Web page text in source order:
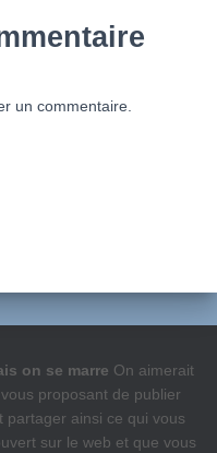
un commentaire.
on se marre On aimerait
proposant de publier
partager ainsi ce qui vous
sur le web et que vous